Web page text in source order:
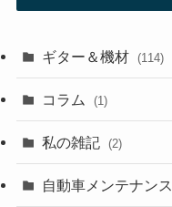
ギター＆機材 (114)
(29)
コラム (1)
私の雑記 (2)
自動車メンテナンス